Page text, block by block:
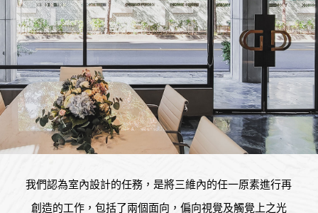
我們認為室內設計的任務，是將三維內的任一原素進行再
創造的工作，包括了兩個面向，偏向視覺及觸覺上之光